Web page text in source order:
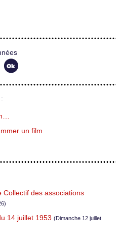
un film
Collectif des associations
14 juillet 1953 (Dimanche 12 juillet